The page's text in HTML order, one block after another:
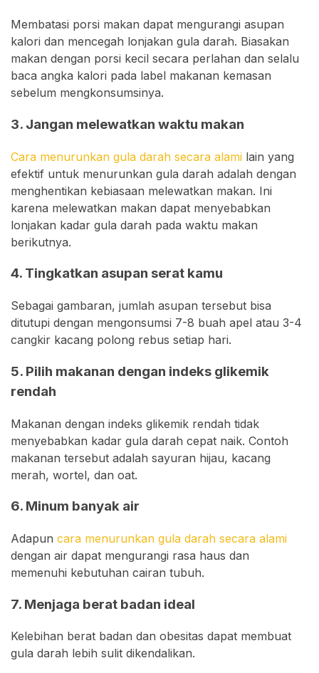
Membatasi porsi makan dapat mengurangi asupan
kalori dan mencegah lonjakan gula darah. Biasakan
makan dengan porsi kecil secara perlahan dan selalu
baca angka kalori pada label makanan kemasan
sebelum mengkonsumsinya.
3. Jangan melewatkan waktu makan
Cara menurunkan gula darah secara alami lain yang
efektif untuk menurunkan gula darah adalah dengan
menghentikan kebiasaan melewatkan makan. Ini
karena melewatkan makan dapat menyebabkan
lonjakan kadar gula darah pada waktu makan
berikutnya.
4. Tingkatkan asupan serat kamu
Sebagai gambaran, jumlah asupan tersebut bisa
ditutupi dengan mengonsumsi 7-8 buah apel atau 3-4
cangkir kacang polong rebus setiap hari.
5. Pilih makanan dengan indeks glikemik
rendah
Makanan dengan indeks glikemik rendah tidak
menyebabkan kadar gula darah cepat naik. Contoh
makanan tersebut adalah sayuran hijau, kacang
merah, wortel, dan oat.
6. Minum banyak air
Adapun cara menurunkan gula darah secara alami
dengan air dapat mengurangi rasa haus dan
memenuhi kebutuhan cairan tubuh.
7. Menjaga berat badan ideal
Kelebihan berat badan dan obesitas dapat membuat
gula darah lebih sulit dikendalikan.